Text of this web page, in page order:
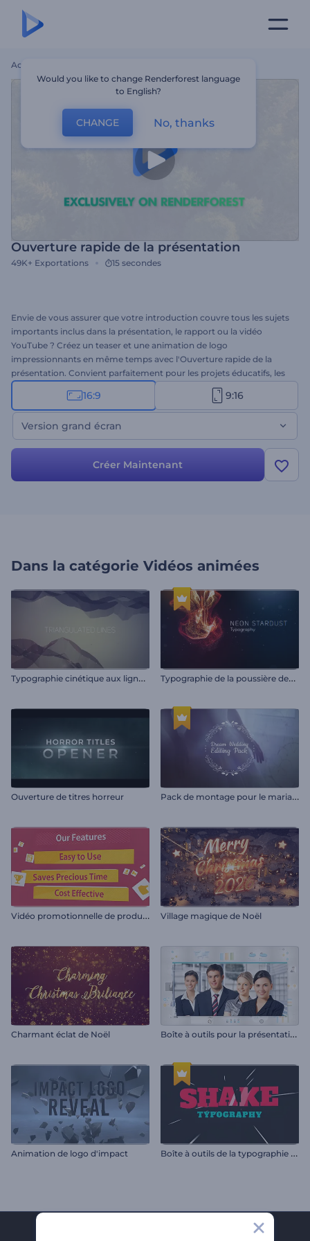
Accueil
Ouverture rapide de la présentation
49K+ Exportations 15 secondes
Envie de vous assurer que votre introduction couvre tous les sujets
importants inclus dans la présentation, le rapport ou la vidéo
YouTube ? Créez un teaser et une animation de logo
impressionnants en même temps avec l'Ouverture rapide de la
présentation. Convient parfaitement pour les projets éducatifs, les
présentations d'entreprise, les vidéos YouTube et bien plus encore.
Attirez votre public et atteignez les objectifs de votre présentation.
Essayez la version grand écran de ce modèle dès maintenant !
16:9 9:16
Version grand écran
Créer Maintenant
Dans la catégorie Vidéos animées
T
ypographie cinétique aux lignes triangulaires T
ypographie de la poussière des étoiles de néon
Ouverture de titres horreur P
ack de montage pour le mariage de rêve
V
idéo promotionnelle de produit ou de service Village magique de Noël
Charmant éclat de Noël B
oîte à outils pour la présentation de l'entreprise
Animation de logo d'impact B
oîte à outils de la typographie mouvante
Would you like to change Renderforest language
to English?
CHANGE No, thanks